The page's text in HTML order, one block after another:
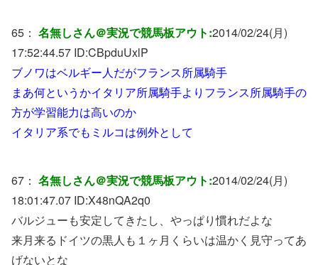
65： 名無しさん＠実況で競馬板アウト:2014/02/24(月)
17:52:44.57 ID:CBpduUxlP
ブノワはベルギー人だがフランス所属騎手
まあ何というかイタリア所属騎手よりフランス所属騎手の
方が学習能力は高いのか
イタリア系でもミルコは例外として
67： 名無しさん＠実況で競馬板アウト:2014/02/24(月)
18:01:47.07 ID:X48nQA2q0
バルジューも安定してきたし、やっぱり慣れだよな
来月来るドイツの黒人も１ヶ月くらいは温かく見守ってあ
げないとな